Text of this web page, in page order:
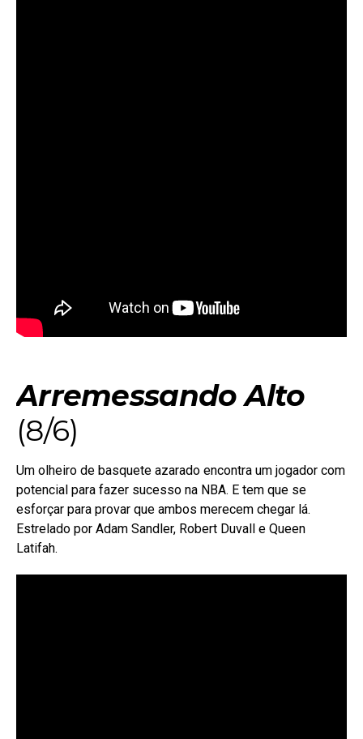
Arremessando Alto
(8/6)
Um olheiro de basquete azarado encontra um jogador com
potencial para fazer sucesso na NBA. E tem que se
esforçar para provar que ambos merecem chegar lá.
Estrelado por Adam Sandler, Robert Duvall e Queen
Latifah.